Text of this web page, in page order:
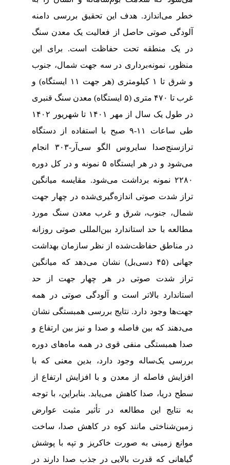
خطر می‌اندازد. هدف این تحقیق بررسی دامنه
آلودگی صوتی حاصل از فعالیت یک معدن سنگ
در یک منطقه تحت حفاظت است. برای این
منظور، نمونه‌برداری در سه جهت شمال، جنوب
و شرق تا ۱ کیلومتری (هر جهت ۱۱ ایستگاه) و
غرب تا ۴۷۰ متری (۵ ایستگاه) معدن سنگ قنبری
در طول یک سال از مهر ۱۴۰۱ تا شهریور ۱۴۰۲
طی ساعات ۱۱-۹ صبح با استفاده از دستگاه
ترازسنج‌صدا
سایروس الگو
سی‌آر-۳۰۳ انجام
می‌شود و در هر ایستگاه ۵ نمونه و در کل دوره
۲۲۸۰ نمونه برداشت می‌شود. مقایسه میانگین
تراز شدت صوتی اندازه‌گیری‌شده در چهار جهت
شمال، جنوب، شرق و غرب معدن سنگ مورد
مطالعه با حد استاندارد بین‌المللی صوتی روزانه
در مناطق حفاظت‌شده از نظر سازمان بهداشت
جهانی (۴۵ دسی‌بل) نشان می‌دهد که میانگین
تراز شدت صوتی در هر چهار جهت از حد
استاندارد بالاتر است و آلودگی صوتی در همه
جهت‌ها وجود دارد. نتایج بررسی همبستگی نشان
می‌دهند که بین فاصله و صدا و نیز بین ارتفاع و
صدا همبستگی منفی قوی در همه ماه‌های دوره
بررسی یک‌ساله وجود دارد، بدین معنی که با
افزایش فاصله از معدن و با افزایش ارتفاع از
سطح دریا، صدا کاهش می‌یابد. بنابراین،با توجه
به نتایج این مطالعه در تأثیر مثبت عوارض
زمین‌شناختی مانند کوه در کاهش صدا، ساخت
موانع زمینی به صورت خاکریز و تپه با پوشش
گیاهانی که قدرت بالایی در جذب صدا دارند در